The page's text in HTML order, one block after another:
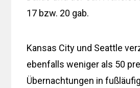
17 bzw. 20 gab.
Kansas City und Seattle
ebenfalls weniger als 50
Übernachtungen in